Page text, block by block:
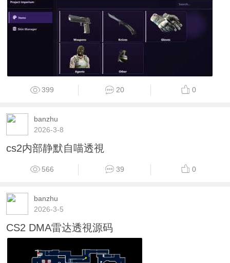
399 20 0
banzhu
2026-3-8
cs2内部静默自喵透視
566 39 0
banzhu
2026-3-5
CS2 DMA雷达透視源码